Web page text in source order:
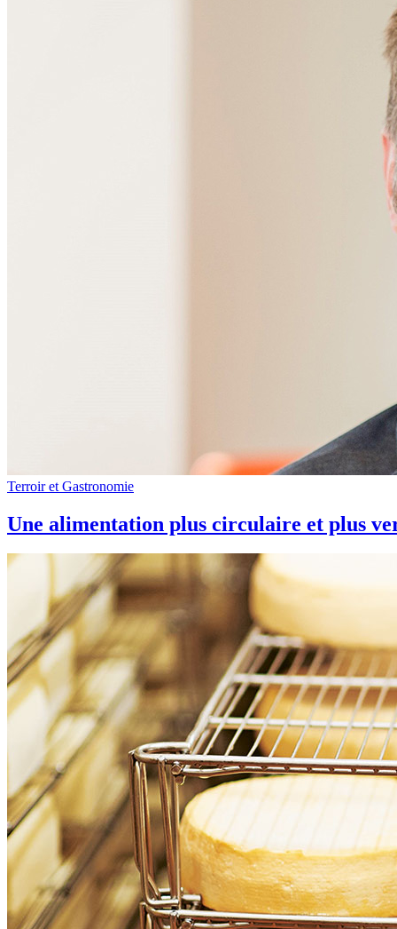
Terroir et Gastronomie
Une alimentation plus circulaire et plus